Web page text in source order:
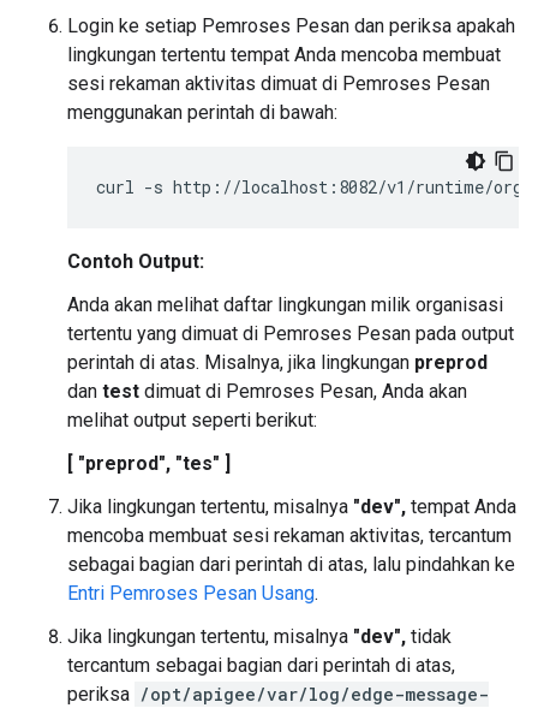
Login ke setiap Pemroses Pesan dan periksa apakah
lingkungan tertentu tempat Anda mencoba membuat
sesi rekaman aktivitas dimuat di Pemroses Pesan
menggunakan perintah di bawah:
Contoh Output:
Anda akan melihat daftar lingkungan milik organisasi
tertentu yang dimuat di Pemroses Pesan pada output
perintah di atas. Misalnya, jika lingkungan preprod
dan test dimuat di Pemroses Pesan, Anda akan
melihat output seperti berikut:
[ "preprod", "tes" ]
Jika lingkungan tertentu, misalnya "dev", tempat Anda
mencoba membuat sesi rekaman aktivitas, tercantum
sebagai bagian dari perintah di atas, lalu pindahkan ke
Entri Pemroses Pesan Usang.
Jika lingkungan tertentu, misalnya "dev", tidak
tercantum sebagai bagian dari perintah di atas,
periksa /opt/apigee/var/log/edge-message-